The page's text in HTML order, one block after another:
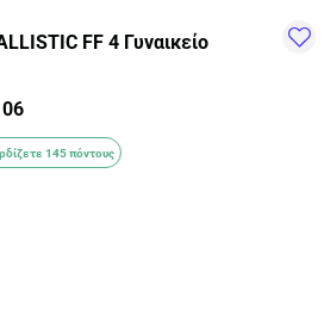
FF 4 Γυναικείο
145 πόντους